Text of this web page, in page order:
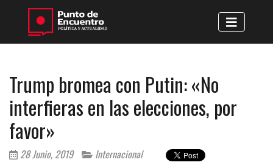
Trump bromea con Putin: «No
interfieras en las elecciones, por
favor»
28 Junio, 2019 Internacional